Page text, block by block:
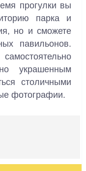
прогулки вы
парка и
но и сможете
павильонов.
украшенным
столичными
фотографии.